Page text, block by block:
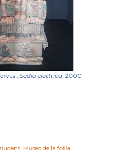
Sedia elettrica, 2000
Museo della follia